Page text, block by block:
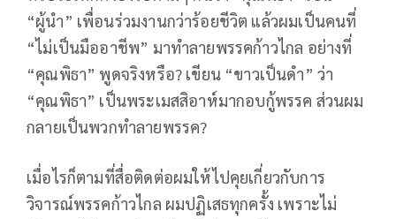
“ผู้นำ” เพื่อนร่วมงานกว่าร้อยชีวิต แล้วผมเป็นคนที่
“ไม่เป็นมืออาชีพ” มาทำลายพรรคก้าวไกล อย่างที่
“คุณพิธา” พูดจริงหรือ? เขียน “ขาวเป็นดำ” ว่า
“คุณพิธา” เป็นพระเมสสิอาห์มากอบกู้พรรค ส่วนผม
กลายเป็นพวกทำลายพรรค?
เมื่อไรก็ตามที่สื่อติดต่อผมให้ไปคุยเกี่ยวกับการ
วิจารณ์พรรคก้าวไกล ผมปฏิเสธทุกครั้ง เพราะไม่